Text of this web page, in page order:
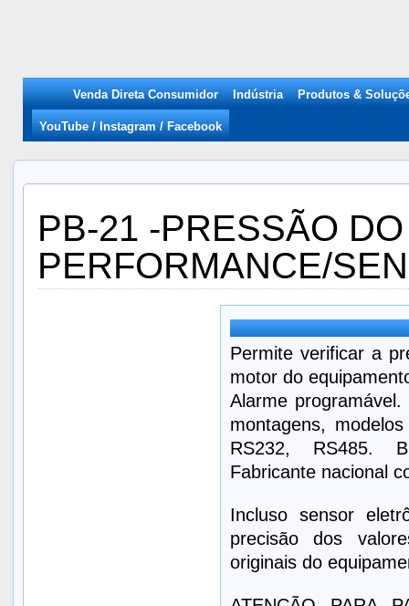
Venda Direta Consumidor Indústria Produtos &
YouTube / Instagram / Facebook
PB-21 -PRESSÃO
PERFORMANCE/
Permite verificar a
motor do
Alarme
montagens,
RS232, RS485.
Fabricante nacional
Incluso sensor
precisão dos
originais do